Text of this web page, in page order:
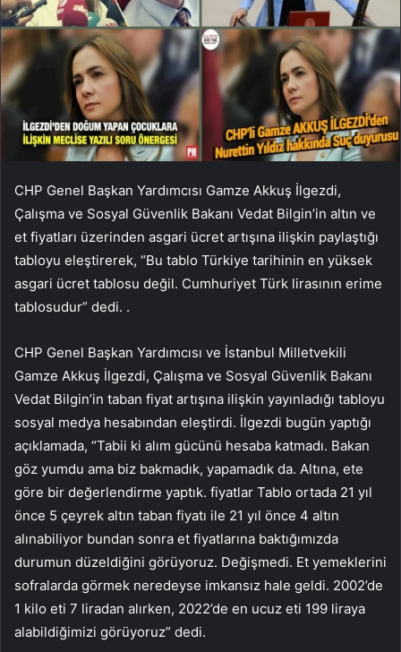
CHP Genel Başkan Yardımcısı Gamze Akkuş İlgezdi,
Çalışma ve Sosyal Güvenlik Bakanı Vedat Bilgin’in altın ve
et fiyatları üzerinden asgari ücret artışına ilişkin paylaştığı
tabloyu eleştirerek, “Bu tablo Türkiye tarihinin en yüksek
asgari ücret tablosu değil. Cumhuriyet Türk lirasının erime
tablosudur” dedi. .
CHP Genel Başkan Yardımcısı ve İstanbul Milletvekili
Gamze Akkuş İlgezdi, Çalışma ve Sosyal Güvenlik Bakanı
Vedat Bilgin’in taban fiyat artışına ilişkin yayınladığı tabloyu
sosyal medya hesabından eleştirdi. İlgezdi bugün yaptığı
açıklamada, “Tabii ki alım gücünü hesaba katmadı. Bakan
göz yumdu ama biz bakmadık, yapamadık da. Altına, ete
göre bir değerlendirme yaptık. fiyatlar Tablo ortada 21 yıl
önce 5 çeyrek altın taban fiyatı ile 21 yıl önce 4 altın
alınabiliyor bundan sonra et fiyatlarına baktığımızda
durumun düzeldiğini görüyoruz. Değişmedi. Et yemeklerini
sofralarda görmek neredeyse imkansız hale geldi. 2002’de
1 kilo eti 7 liradan alırken, 2022’de en ucuz eti 199 liraya
alabildiğimizi görüyoruz” dedi.